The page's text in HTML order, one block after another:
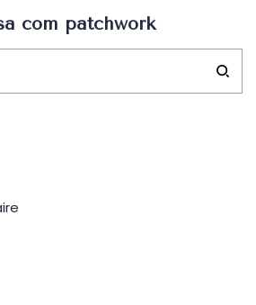
com patchwork